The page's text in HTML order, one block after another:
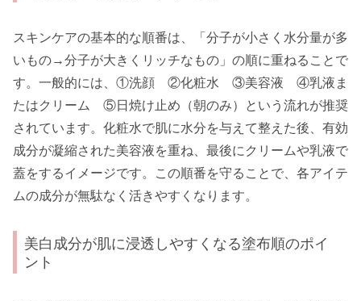
スキンケアの基本的な順番は、「分子が小さく水分量が多
いもの→分子が大きくリッチなもの」の順に重ねることで
す。一般的には、①洗顔 ②化粧水 ③美容液 ④乳液ま
たはクリーム ⑤日焼け止め（朝のみ）という流れが推奨
されています。化粧水で肌に水分を与えて整えた後、有効
成分が凝縮された美容液を重ね、最後にクリームや乳液で
蓋をするイメージです。この順番を守ることで、各アイテ
ムの成分が無駄なく活きやすくなります。
美白成分が肌に浸透しやすくなる塗布順のポイ
ント